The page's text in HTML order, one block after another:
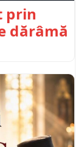
prin
dărâmă